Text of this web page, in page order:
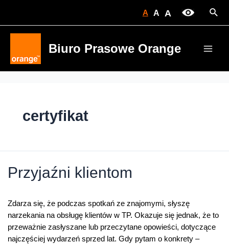
A A A
Biuro Prasowe Orange
certyfikat
Przyjaźni klientom
Zdarza się, że podczas spotkań ze znajomymi, słyszę
narzekania na obsługę klientów w TP. Okazuje się jednak, że to
przeważnie zasłyszane lub przeczytane opowieści, dotyczące
najczęściej wydarzeń sprzed lat. Gdy pytam o konkrety –